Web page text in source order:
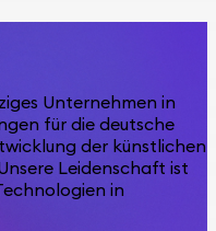
Unternehmen in
für die deutsche
der künstlichen
Leidenschaft ist
in